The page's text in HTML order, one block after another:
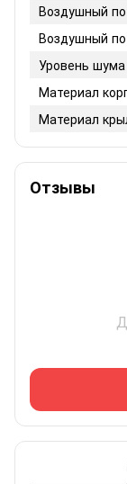
Воздушный
Воздушный
Уровень шума
Материал
Материал
Отзывы